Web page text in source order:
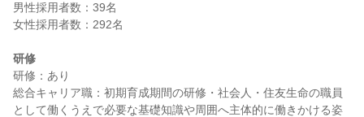
男性採用者数：39名
女性採用者数：292名
研修
研修：あり
総合キャリア職：初期育成期間の研修・社会人・住友生命の職員
として働くうえで必要な基礎知識や周囲へ主体的に働きかける姿